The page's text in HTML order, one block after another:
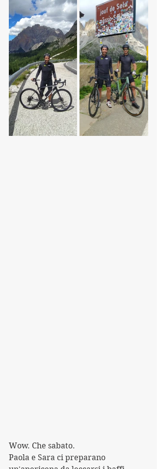
Wow. Che sabato.
Paola e Sara ci preparano